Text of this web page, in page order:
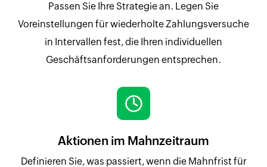
Passen Sie Ihre Strategie an. Legen Sie
Voreinstellungen für wiederholte Zahlungsversuche
in Intervallen fest, die Ihren individuellen
Geschäftsanforderungen entsprechen.
Aktionen im Mahnzeitraum
Definieren Sie, was passiert, wenn die Mahnfrist für